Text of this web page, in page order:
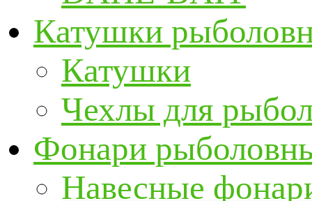
Катушки
Катушки
Чехлы для
Фонари
Навесные